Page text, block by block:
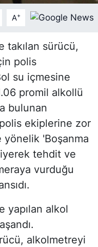
A+
takılan sürücü,
polis
su içmesine
promil alkollü
bulunan
ekiplerine zor
yönelik 'Boşanma
tehdit ve
vurduğu
yapılan alkol
alkolmetreyi